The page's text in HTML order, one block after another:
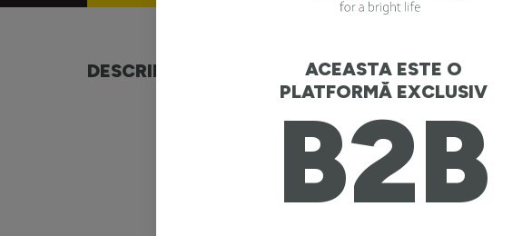
DESCRIERE
ticlă termică Nordic, 500 ml,
elegant și minimalist o face
inoxidabil coreean POSCO
influențeze gustul sau mirosul
calde până la 8 ore și reci
mecanice, oferind în același
asigură o utilizare sigură, zi
ACEASTA ESTE O
PLATFORMĂ EXCLUSIV
B2B